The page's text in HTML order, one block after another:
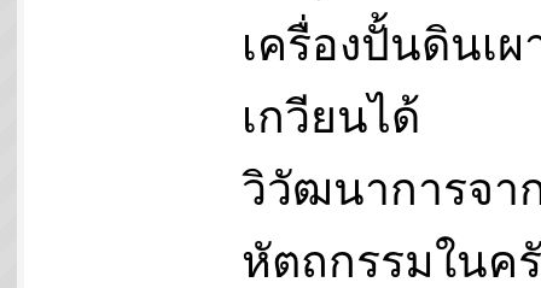
เครื่องปั้นดินเ
เกวียนได้
วิวัฒนาการจา
หัตถกรรมในค